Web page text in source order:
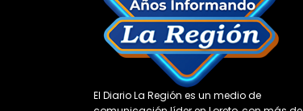
El Diario La Región es un medio de